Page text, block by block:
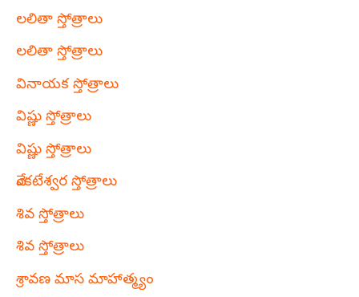
లలితా స్తోత్రాలు
లలితా స్తోత్రాలు
వినాయక స్తోత్రాలు
విష్ణు స్తోత్రాలు
విష్ణు స్తోత్రాలు
వేంకటేశ్వర స్తోత్రాలు
శివ స్తోత్రాలు
శివ స్తోత్రాలు
శ్రావణ మాస మాహాత్మ్యం